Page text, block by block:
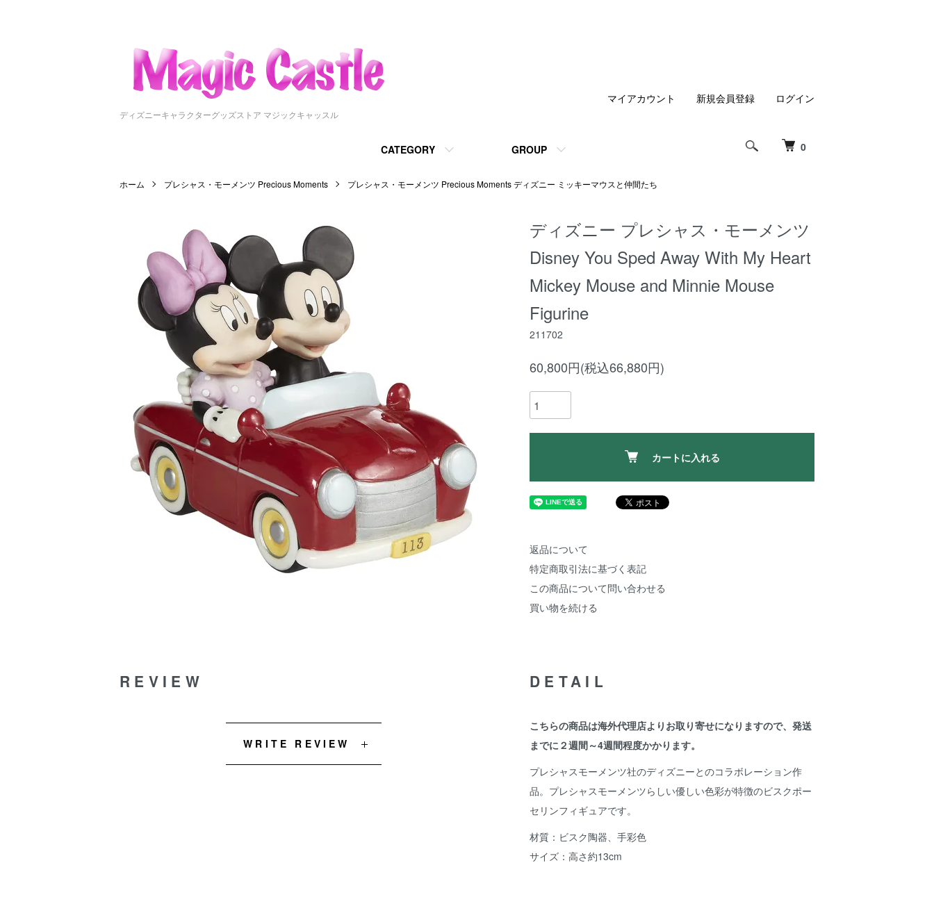
ディズニーキャラクターグッズストア マジックキャッスル
0
CATEGORY GROUP
マイアカウント 新規会員登録 ログイン
ホーム プレシャス・モーメンツ Precious Moments プレシャス・モーメンツ Precious Moments ディズニー ミッキーマウスと仲間たち
ディズニー プレシャス・モーメンツ
Disney You Sped Away With My Heart
Mickey Mouse and Minnie Mouse
Figurine
211702
60,800円(税込66,880円)
カートに入れる
返品について
特定商取引法に基づく表記
この商品について問い合わせる
買い物を続ける
DETAIL
こちらの商品は海外代理店よりお取り寄せになりますので、発送
までに２週間～4週間程度かかります。
プレシャスモーメンツ社のディズニーとのコラボレーション作
品。プレシャスモーメンツらしい優しい色彩が特徴のビスクポー
セリンフィギュアです。
材質：ビスク陶器、手彩色
サイズ：高さ約13cm
REVIEW
WRITE REVIEW